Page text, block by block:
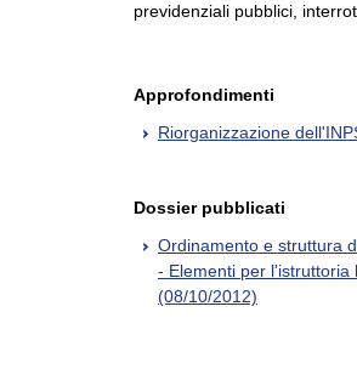
previdenziali pubblici,
Approfondimenti
Riorganizzazione
Dossier pubblicati
Ordinamento e struttura
- Elementi per l'istruttoria
(08/10/2012)